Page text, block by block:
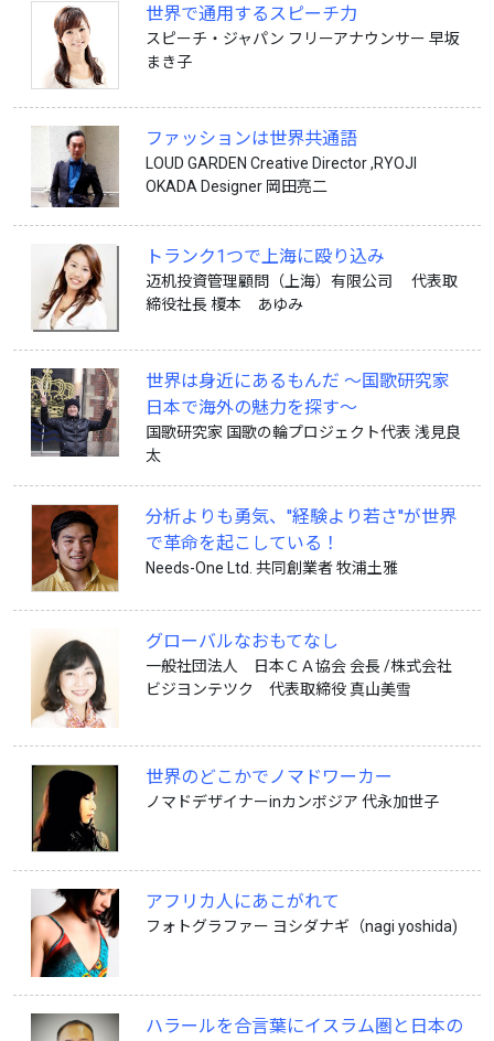
世界で通用するスピーチ力
スピーチ・ジャパン フリーアナウンサー 早坂
まき子
ファッションは世界共通語
LOUD GARDEN Creative Director ,RYOJI
OKADA Designer 岡田亮二
トランク1つで上海に殴り込み
迈机投資管理顧問（上海）有限公司 代表取
締役社長 榎本 あゆみ
世界は身近にあるもんだ ～国歌研究家
日本で海外の魅力を探す～
国歌研究家 国歌の輪プロジェクト代表 浅見良
太
分析よりも勇気、''経験より若さ''が世界
で革命を起こしている！
Needs-One Ltd. 共同創業者 牧浦土雅
グローバルなおもてなし
一般社団法人 日本ＣＡ協会 会長 /株式会社
ビジヨンテツク 代表取締役 真山美雪
世界のどこかでノマドワーカー
ノマドデザイナーinカンボジア 代永加世子
アフリカ人にあこがれて
フォトグラファー ヨシダナギ（nagi yoshida)
ハラールを合言葉にイスラム圏と日本の